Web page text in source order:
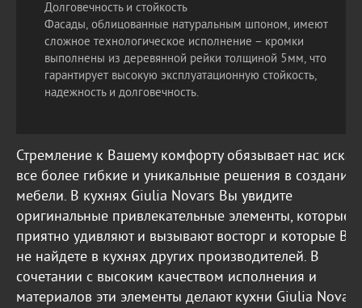
Долговечность и стойкость
Фасады, облицованные натуральным шпоном, имеют
сложное технологическое исполнение – кромки
выполнены из деревянной рейки толщиной 5мм, что
гарантирует высокую эксплуатационную стойкость,
надежность и долговечность.
Стремление к Вашему комфорту обязывает нас
все более гибкие и уникальные решения в создании
мебели. В кухнях Giulia Novars Вы увидите
оригинальные привлекательные элементы, которые
приятно удивляют и вызывают восторг и которые Вы
не найдете в кухнях других производителей. В
сочетании с высоким качеством исполнения и
материалов эти элементы делают кухни Giulia Novars